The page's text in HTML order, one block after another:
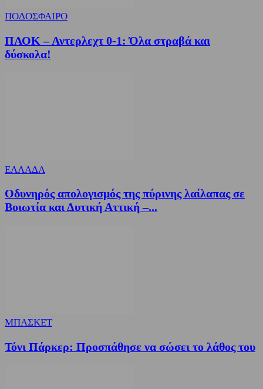
ΠΟΔΟΣΦΑΙΡΟ
ΠΑΟΚ – Αντερλεχτ 0-1: Όλα στραβά και
δύσκολα!
ΕΛΛΑΔΑ
Οδυνηρός απολογισμός της πύρινης λαίλαπας σε
Βοιωτία και Δυτική Αττική –...
ΜΠΑΣΚΕΤ
Τόνι Πάρκερ: Προσπάθησε να σώσει το λάθος του